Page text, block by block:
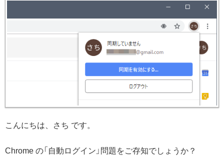
こんにちは、さち です。
Chrome の「自動ログイン」問題をご存知でしょうか？